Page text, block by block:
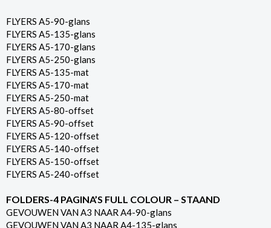
FLYERS A5-90-glans
FLYERS A5-135-glans
FLYERS A5-170-glans
FLYERS A5-250-glans
FLYERS A5-135-mat
FLYERS A5-170-mat
FLYERS A5-250-mat
FLYERS A5-80-offset
FLYERS A5-90-offset
FLYERS A5-120-offset
FLYERS A5-140-offset
FLYERS A5-150-offset
FLYERS A5-240-offset
FOLDERS-4 PAGINA’S FULL COLOUR – STAAND
GEVOUWEN VAN A3 NAAR A4-90-glans
GEVOUWEN VAN A3 NAAR A4-135-glans